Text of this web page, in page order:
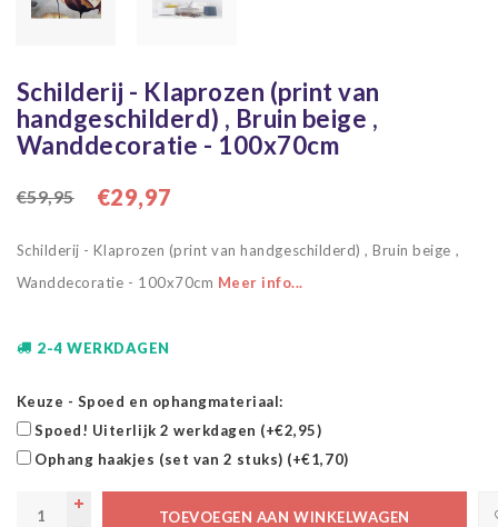
Schilderij - Klaprozen (print van
handgeschilderd) , Bruin beige ,
Wanddecoratie - 100x70cm
€59,95 €29,97
Schilderij - Klaprozen (print van handgeschilderd) , Bruin beige ,
Wanddecoratie - 100x70cm Meer info...
2-4 WERKDAGEN
Keuze - Spoed en ophangmateriaal:
Spoed! Uiterlijk 2 werkdagen (+€2,95)
Ophang haakjes (set van 2 stuks) (+€1,70)
TOEVOEGEN AAN WINKELWAGEN